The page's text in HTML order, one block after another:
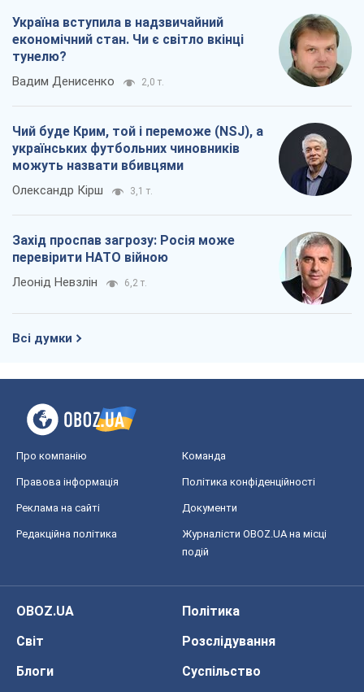
Україна вступила в надзвичайний
економічний стан. Чи є світло вкінці
тунелю?
Вадим Денисенко 2,0 т.
Чий буде Крим, той і переможе (NSJ), а
українських футбольних чиновників
можуть назвати вбивцями
Олександр Кірш 3,1 т.
Захід проспав загрозу: Росія може
перевірити НАТО війною
Леонід Невзлін 6,2 т.
Всі думки
Про компанію Команда
Правова інформація Політика конфіденційності
Реклама на сайті Документи
Редакційна політика
Журналісти OBOZ.UA на місці
подій
OBOZ.UA
Політика
Світ
Розслідування
Блоги
Суспільство